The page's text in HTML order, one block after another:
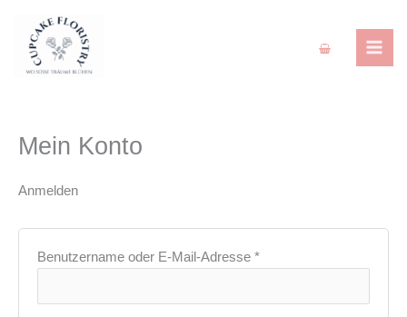
springen
Mein Konto
Anmelden
Benutzername oder E-Mail-Adresse *